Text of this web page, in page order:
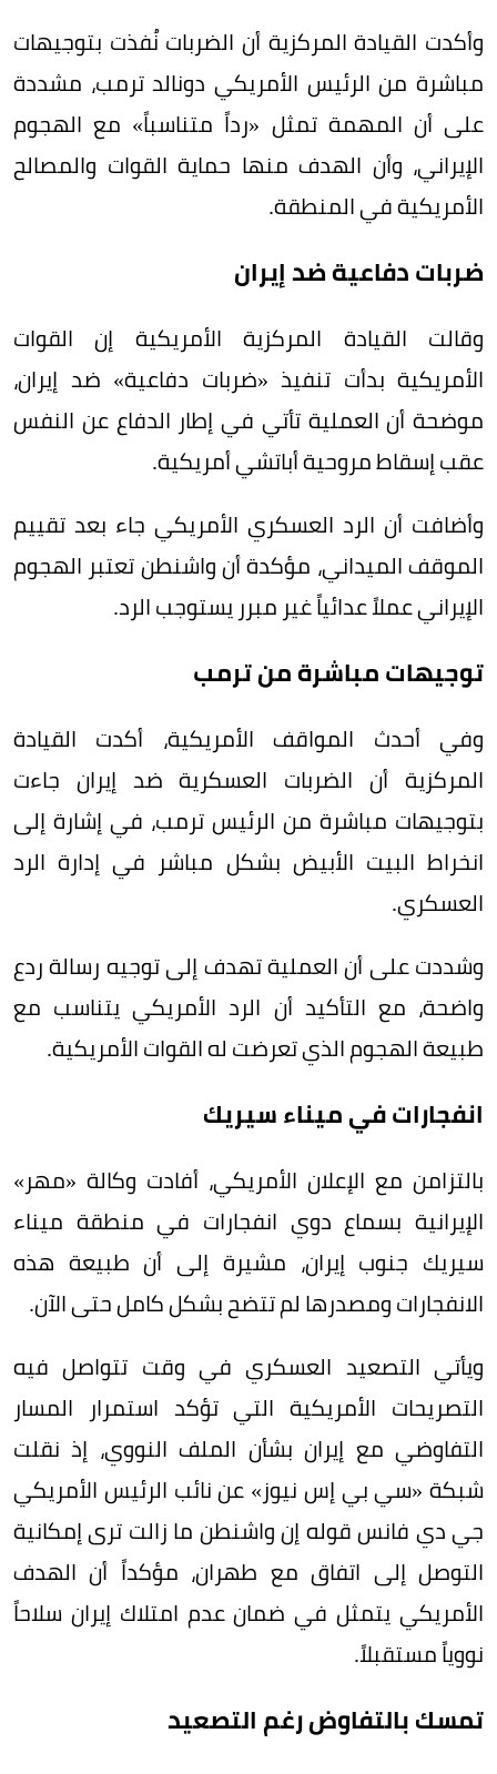
وأكدت القيادة المركزية أن الضربات نُفذت بتوجيهات
مباشرة من الرئيس الأمريكي دونالد ترمب، مشددة
على أن المهمة تمثل «رداً متناسباً» مع الهجوم
الإيراني، وأن الهدف منها حماية القوات والمصالح
الأمريكية في المنطقة.
ضربات دفاعية ضد إيران
وقالت القيادة المركزية الأمريكية إن القوات
الأمريكية بدأت تنفيذ «ضربات دفاعية» ضد إيران،
موضحة أن العملية تأتي في إطار الدفاع عن النفس
عقب إسقاط مروحية أباتشي أمريكية.
وأضافت أن الرد العسكري الأمريكي جاء بعد تقييم
الموقف الميداني، مؤكدة أن واشنطن تعتبر الهجوم
الإيراني عملاً عدائياً غير مبرر يستوجب الرد.
توجيهات مباشرة من ترمب
وفي أحدث المواقف الأمريكية، أكدت القيادة
المركزية أن الضربات العسكرية ضد إيران جاءت
بتوجيهات مباشرة من الرئيس ترمب، في إشارة إلى
انخراط البيت الأبيض بشكل مباشر في إدارة الرد
العسكري.
وشددت على أن العملية تهدف إلى توجيه رسالة ردع
واضحة، مع التأكيد أن الرد الأمريكي يتناسب مع
طبيعة الهجوم الذي تعرضت له القوات الأمريكية.
انفجارات في ميناء سيريك
بالتزامن مع الإعلان الأمريكي، أفادت وكالة «مهر»
الإيرانية بسماع دوي انفجارات في منطقة ميناء
سيريك جنوب إيران، مشيرة إلى أن طبيعة هذه
الانفجارات ومصدرها لم تتضح بشكل كامل حتى الآن.
ويأتي التصعيد العسكري في وقت تتواصل فيه
التصريحات الأمريكية التي تؤكد استمرار المسار
التفاوضي مع إيران بشأن الملف النووي، إذ نقلت
شبكة «سي بي إس نيوز» عن نائب الرئيس الأمريكي
جي دي فانس قوله إن واشنطن ما زالت ترى إمكانية
التوصل إلى اتفاق مع طهران، مؤكداً أن الهدف
الأمريكي يتمثل في ضمان عدم امتلاك إيران سلاحاً
نووياً مستقبلاً.
تمسك بالتفاوض رغم التصعيد